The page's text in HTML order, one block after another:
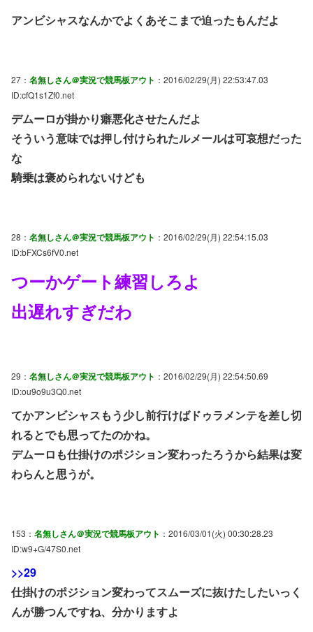
アンビシャスなんかでよくあそこまで迫ったもんだよ
27： 名無しさん＠実況で競馬板アウト ：2016/02/29(月) 22:53:47.03
ID:cfQ1s1Zf0.net
デムーロが掛かり癖悪化させたんだよ
そういう意味では押し付けられたルメールは可哀想だった
な
騎乗は褒められないけども
28： 名無しさん＠実況で競馬板アウト ：2016/02/29(月) 22:54:15.03
ID:bFXCs6fV0.net
つーかゲート練習しろよ
出遅れすぎだわ
29： 名無しさん＠実況で競馬板アウト ：2016/02/29(月) 22:54:50.69
ID:ou9o9u3Q0.net
てかアンビシャスもう少し前行けばドゥラメンテを差し切
れるとでも思ってたのかね。
デムーロも仕掛けのポジション変わったろうから結果は変
わらんと思うが。
153： 名無しさん＠実況で競馬板アウト ：2016/03/01(火) 00:30:28.23
ID:w9+G/47S0.net
>>29
仕掛けのポジション変わってスムーズに抜けたしたいっく
んが勝つんですね、分かりますよ